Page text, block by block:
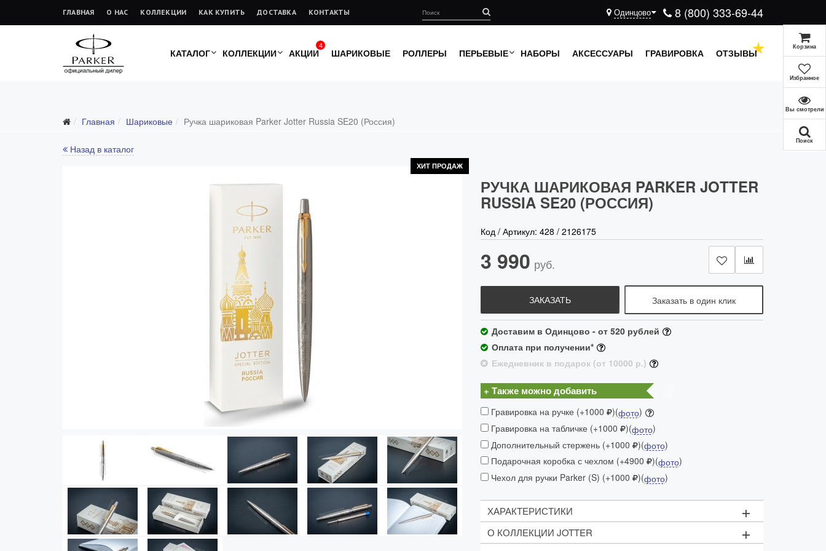
ГЛАВНАЯ О НАС КОЛЛЕКЦИИ КАК КУПИТЬ ДОСТАВКА КОНТАКТЫ 8 (800) 333-69-44
Одинцово
КАТАЛОГ КОЛЛЕКЦИИ
4
АКЦИИ ШАРИКОВЫЕ РОЛЛЕРЫ ПЕРЬЕВЫЕ НАБОРЫ АКСЕССУАРЫ ГРАВИРОВКА ОТЗЫВЫ
Главная Шариковые Ручка шариковая Parker Jotter Russia SE20 (Россия)
Назад в каталог
ХИТ ПРОДАЖ
РУЧКА ШАРИКОВАЯ PARKER JOTTER
RUSSIA SE20 (РОССИЯ)
Код / Артикул: 428 / 2126175
Заказать в один клик
3 990 руб.
ЗАКАЗАТЬ
Доставим в Одинцово - от 520 рублей
Оплата при получении*
Ежедневник в подарок (от 10000 р.)
+ Также можно добавить
Гравировка на ручке (+1000 )(фото)
Гравировка на табличке (+1000
)(фото)
Дополнительный стержень (+1000
)(фото)
Подарочная коробка с чехлом (+4900
)(фото)
Чехол для ручки Parker (S) (+1000
)(фото)
ХАРАКТЕРИСТИКИ +
Механизм:
О КОЛЛЕКЦИИ JOTTER +
Корзина
Избранное
Вы смотрели
Поиск